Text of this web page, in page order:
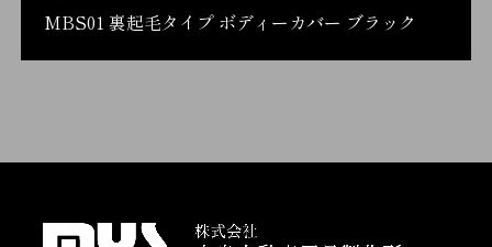
MBS01 裏起毛タイプ ボディーカバー ブラック